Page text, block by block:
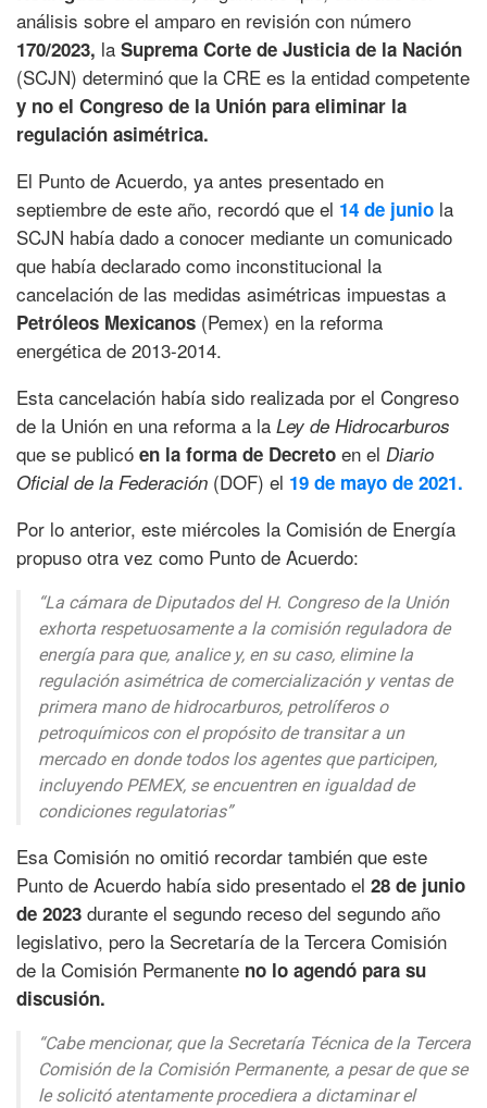
análisis sobre el amparo en revisión con número
170/2023, la Suprema Corte de Justicia de la Nación
(SCJN) determinó que la CRE es la entidad competente
y no el Congreso de la Unión para eliminar la
regulación asimétrica.
El Punto de Acuerdo, ya antes presentado en
septiembre de este año, recordó que el 14 de junio la
SCJN había dado a conocer mediante un comunicado
que había declarado como inconstitucional la
cancelación de las medidas asimétricas impuestas a
Petróleos Mexicanos (Pemex) en la reforma
energética de 2013-2014.
Esta cancelación había sido realizada por el Congreso
de la Unión en una reforma a la Ley de Hidrocarburos
que se publicó en la forma de Decreto en el Diario
Oficial de la Federación (DOF) el 19 de mayo de 2021.
Por lo anterior, este miércoles la Comisión de Energía
propuso otra vez como Punto de Acuerdo:
“La cámara de Diputados del H. Congreso de la Unión
exhorta respetuosamente a la comisión reguladora de
energía para que, analice y, en su caso, elimine la
regulación asimétrica de comercialización y ventas de
primera mano de hidrocarburos, petrolíferos o
petroquímicos con el propósito de transitar a un
mercado en donde todos los agentes que participen,
incluyendo PEMEX, se encuentren en igualdad de
condiciones regulatorias”
Esa Comisión no omitió recordar también que este
Punto de Acuerdo había sido presentado el 28 de junio
de 2023 durante el segundo receso del segundo año
legislativo, pero la Secretaría de la Tercera Comisión
de la Comisión Permanente no lo agendó para su
discusión.
“Cabe mencionar, que la Secretaría Técnica de la Tercera
Comisión de la Comisión Permanente, a pesar de que se
le solicitó atentamente procediera a dictaminar el